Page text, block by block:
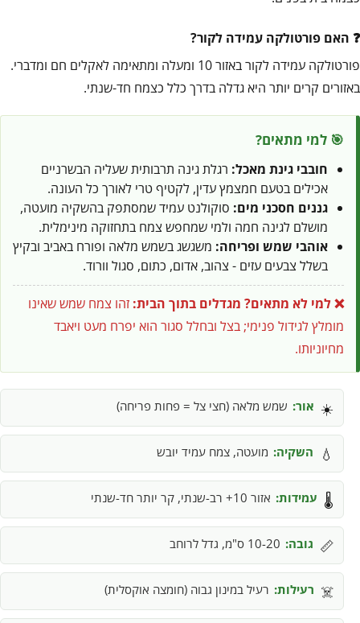
האם פורטולקה עמידה לקור?
פורטולקה עמידה לקור באזור 10 ומעלה ומתאימה לאקלים חם ומדברי.
באזורים קרים יותר היא גדלה בדרך כלל כצמח חד-שנתי.
🎯 למי מתאים?
חובבי גינת מאכל: רגלת גינה תרבותית שעליה הבשרניים
אכילים בטעם חמצמץ עדין, לקטיף טרי לאורך כל העונה.
גננים חסכני מים: סוקולנט עמיד שמסתפק בהשקיה מועטה,
מושלם לגינה חמה ולמי שמחפש צמח בתחזוקה מינימלית.
אוהבי שמש ופריחה: משגשג בשמש מלאה ופורח באביב ובקיץ
בשלל צבעים עזים - צהוב, אדום, כתום, סגול וורוד.
❌ למי לא מתאים? מגדלים בתוך הבית: זהו צמח שמש שאינו
מומלץ לגידול פנימי; בצל ובחלל סגור הוא יפרח מעט ויאבד
מחיוניותו.
☀️ אור: שמש מלאה (חצי צל = פחות פריחה)
💧 השקיה: מועטה, צמח עמיד יובש
🌡️ עמידות: אזור 10+ רב-שנתי, קר יותר חד-שנתי
📏 גובה: 10-20 ס"מ, גדל לרוחב
☠️ רעילות: רעיל במינון גבוה (חומצה אוקסלית)